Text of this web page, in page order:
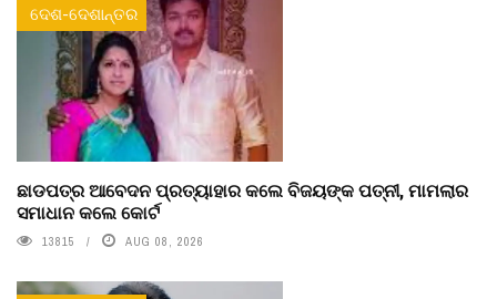
ଦେଶ-ଦେଶାନ୍ତର
ଛାଡପତ୍ର ଆବେଦନ ପ୍ରତ୍ୟାହାର କଲେ ବିଜୟଙ୍କ ପତ୍ନୀ, ମାମଲାର
ସମାଧାନ କଲେ କୋର୍ଟ
13815 AUG 08, 2026